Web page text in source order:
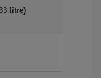
litre)